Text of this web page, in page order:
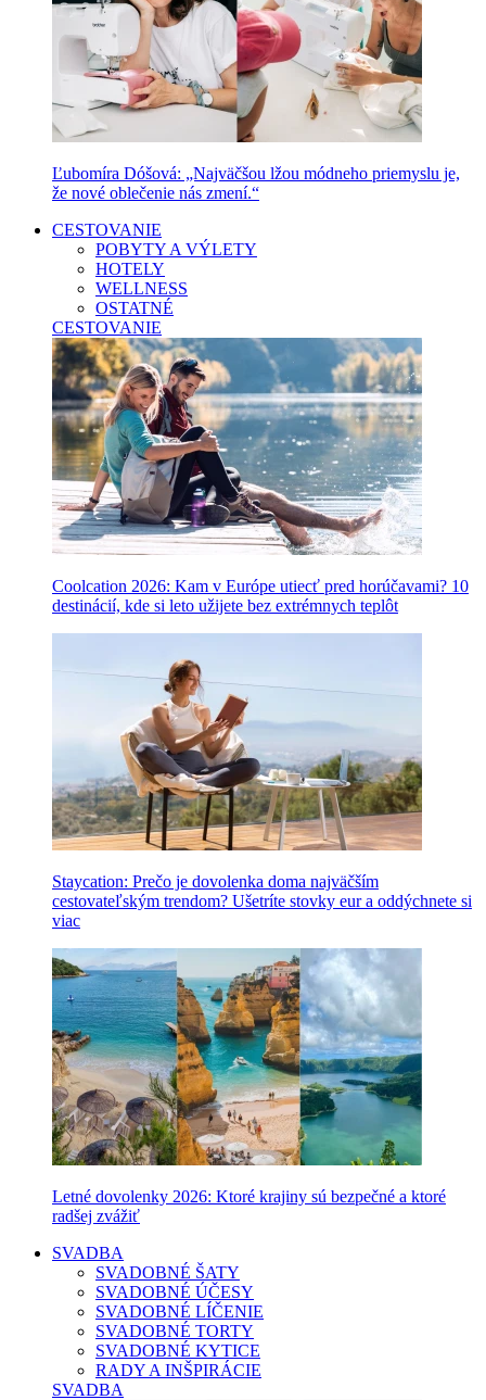
Ľubomíra Dóšová: „Najväčšou lžou módneho priemyslu je,
že nové oblečenie nás zmení.“
CESTOVANIE
POBYTY A VÝLETY
HOTELY
WELLNESS
OSTATNÉ
CESTOVANIE
Coolcation 2026: Kam v Európe utiecť pred horúčavami? 10
destinácií, kde si leto užijete bez extrémnych teplôt
Staycation: Prečo je dovolenka doma najväčším
cestovateľským trendom? Ušetríte stovky eur a oddýchnete si
viac
Letné dovolenky 2026: Ktoré krajiny sú bezpečné a ktoré
radšej zvážiť
SVADBA
SVADOBNÉ ŠATY
SVADOBNÉ ÚČESY
SVADOBNÉ LÍČENIE
SVADOBNÉ TORTY
SVADOBNÉ KYTICE
RADY A INŠPIRÁCIE
SVADBA